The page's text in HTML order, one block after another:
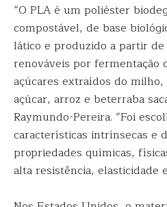
“O PLA é um poliéster
compostável, de base
lático e produzido a partir
renováveis por fermentação
açúcares extraídos do
açúcar, arroz e beterraba
Raymundo-Pereira. “Foi
características intrínsecas e
propriedades químicas,
alta resistência, elasticidade